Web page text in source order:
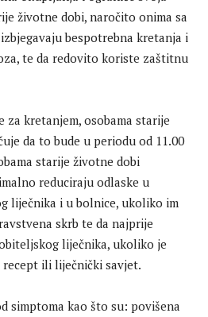
životne dobi, naročito onima sa
bespotrebna kretanja i
te da redovito koriste zaštitnu
za kretanjem, osobama starije
da to bude u periodu od 11.00
starije životne dobi
reduciraju odlaske u
liječnika i u bolnice, ukoliko im
skrb te da najprije
liječnika, ukoliko je
ili liječnički savjet.
simptoma kao što su: povišena